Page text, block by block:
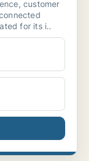
customer
for its i..